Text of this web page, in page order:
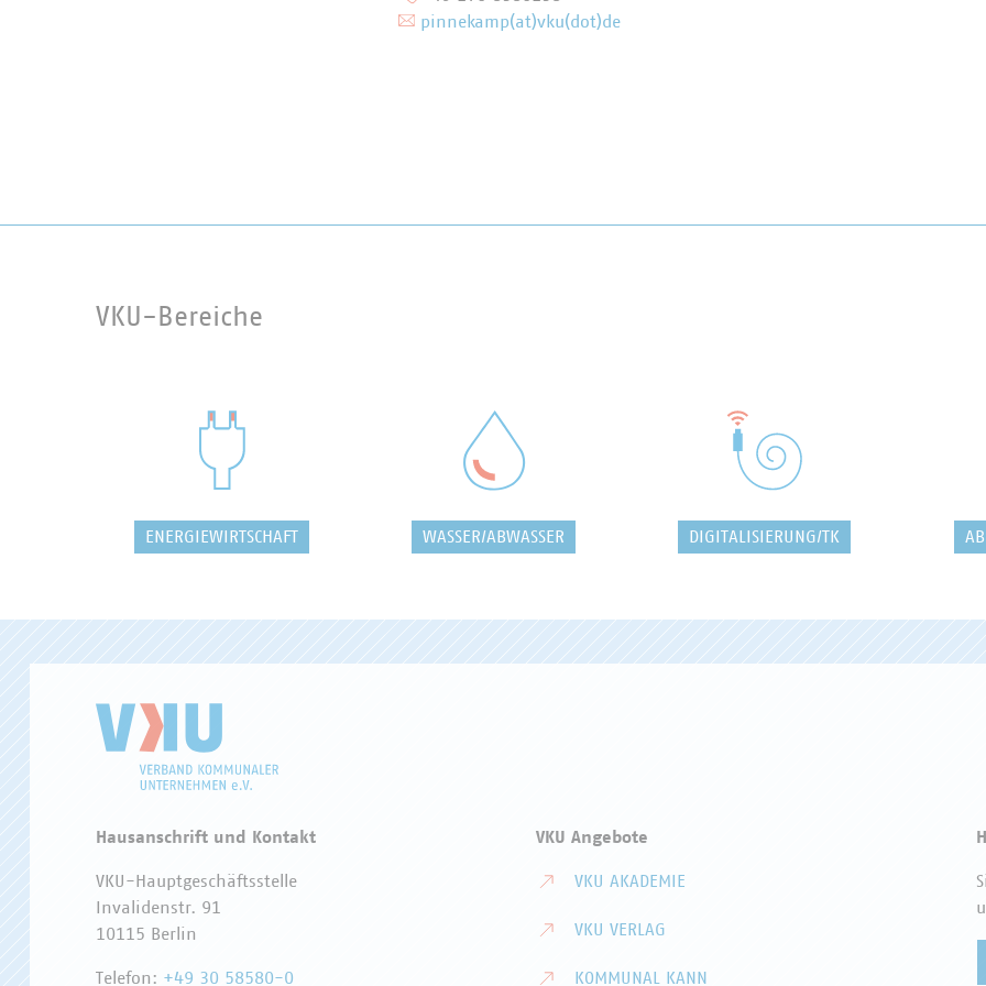
pinnekamp(at)vku(dot)de
VKU-Bereiche
ENERGIEWIRTSCHAFT WASSER/ABWASSER DIGITALISIERUNG/TK
Hausanschrift und Kontakt
VKU-Hauptgeschäftsstelle
Invalidenstr. 91
10115 Berlin
Telefon: +49 30 58580-0
VKU Angebote
VKU AKADEMIE
VKU VERLAG
KOMMUNAL KANN